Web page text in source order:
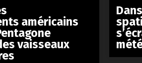
américains
vaisseaux